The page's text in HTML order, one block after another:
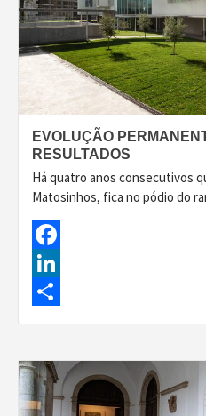
EVOLUÇÃO
RESULTADOS
Há quatro anos consecutivos
Matosinhos, fica no pódio do
Facebook
LinkedIn
Share